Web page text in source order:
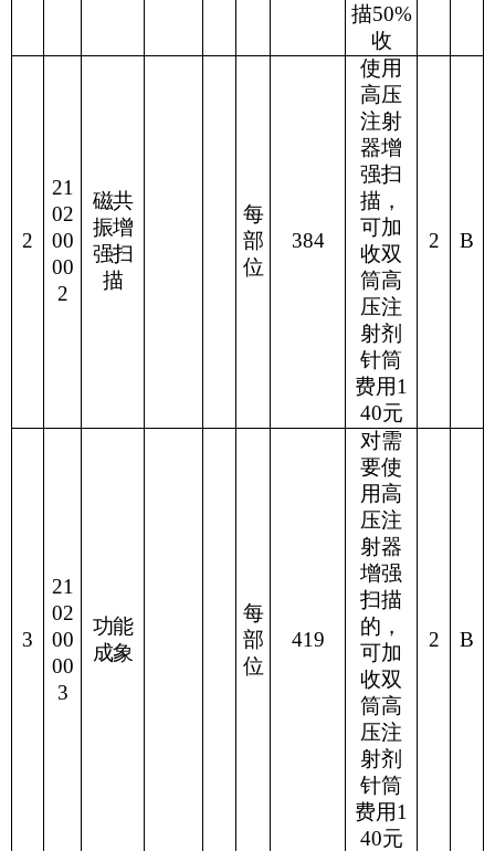
描50%
收
2
21
02
00
00
2
磁共
振增
强扫
描
每
部
位
384
使用
高压
注射
器增
强扫
描，
可加
收双
筒高
压注
射剂
针筒
费用1
40元
2 B
3
21
02
00
00
3
功能
成象
每
部
位
419
对需
要使
用高
压注
射器
增强
扫描
的，
可加
收双
筒高
压注
射剂
针筒
费用1
40元
2 B